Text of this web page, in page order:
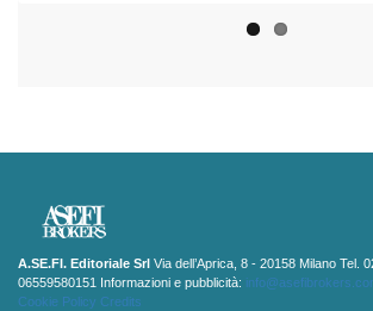
A.SE.FI. Editoriale Srl Via dell’Aprica, 8 - 20158 Milano Tel.
06559580151 Informazioni e pubblicità:
Cookie Policy Credits